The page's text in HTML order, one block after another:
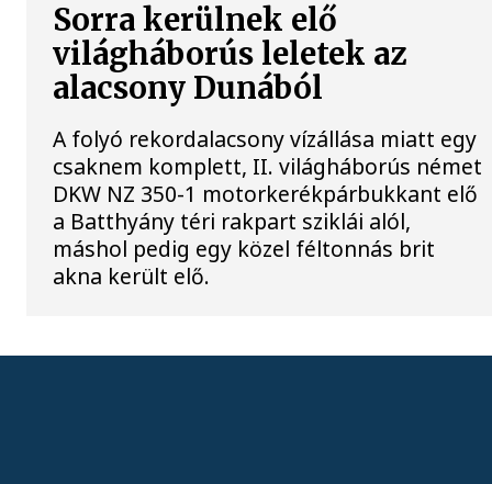
Sorra kerülnek elő
világháborús leletek az
alacsony Dunából
A folyó rekordalacsony vízállása miatt egy
csaknem komplett, II. világháborús német
DKW NZ 350-1 motorkerékpárbukkant elő
a Batthyány téri rakpart sziklái alól,
máshol pedig egy közel féltonnás brit
akna került elő.